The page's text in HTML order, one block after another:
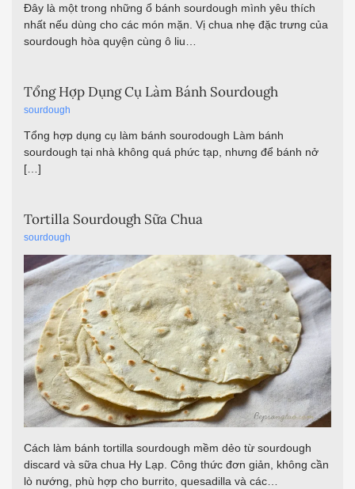
Đây là một trong những ổ bánh sourdough mình yêu thích
nhất nếu dùng cho các món mặn. Vị chua nhẹ đặc trưng của
sourdough hòa quyện cùng ô liu…
Tổng Hợp Dụng Cụ Làm Bánh Sourdough
sourdough
Tổng hợp dụng cụ làm bánh sourodough Làm bánh
sourdough tại nhà không quá phức tạp, nhưng để bánh nở
[…]
Tortilla Sourdough Sữa Chua
sourdough
Cách làm bánh tortilla sourdough mềm dẻo từ sourdough
discard và sữa chua Hy Lạp. Công thức đơn giản, không cần
lò nướng, phù hợp cho burrito, quesadilla và các…